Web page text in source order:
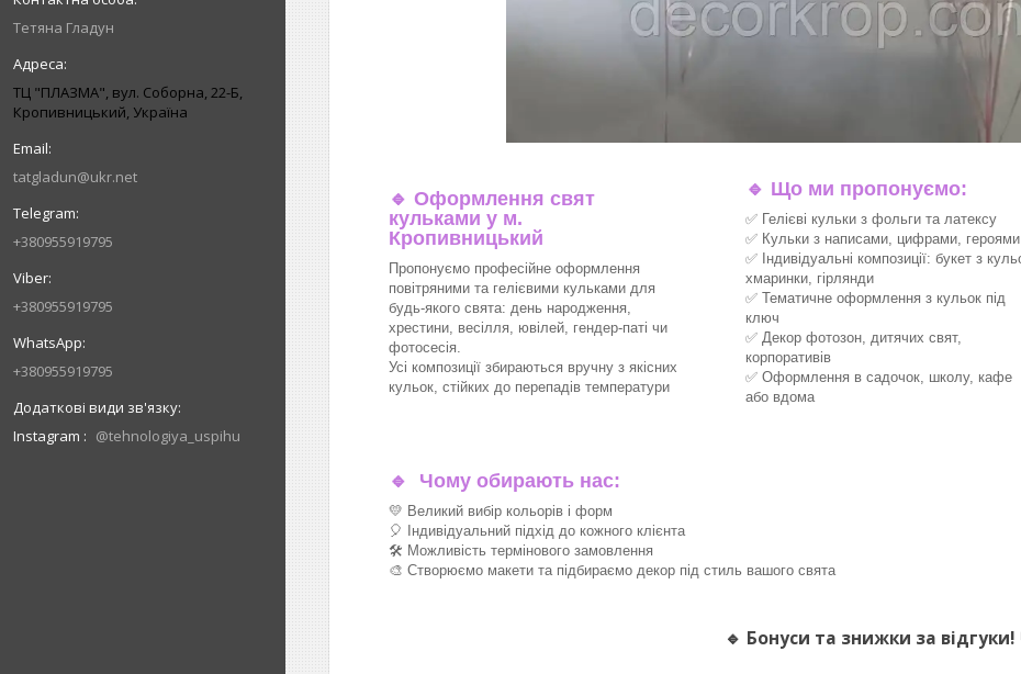
Тетяна Гладун
ТЦ "ПЛАЗМА", вул. Соборна, 22-Б,
Кропивницький, Україна
tatgladun@ukr.net
+380955919795
+380955919795
+380955919795
Instagram @tehnologiya_uspihu
🔹 Оформлення свят
кульками у м.
Кропивницький
Пропонуємо професійне оформлення
повітряними та гелієвими кульками для
будь-якого свята: день народження,
хрестини, весілля, ювілей, гендер-паті чи
фотосесія.
Усі композиції збираються вручну з якісних
кульок, стійких до перепадів температури
🔹 Що ми пропонуємо:
✅ Гелієві кульки з фольги та латексу
✅ Кульки з написами, цифрами, героями
✅ Індивідуальні композиції: букет з
хмаринки, гірлянди
✅ Тематичне оформлення з кульок під
ключ
✅ Декор фотозон, дитячих свят,
корпоративів
✅ Оформлення в садочок, школу, кафе
або вдома
🔹 Чому обирають нас:
💛 Великий вибір кольорів і форм
🎈 Індивідуальний підхід до кожного клієнта
🛠 Можливість термінового замовлення
🎨 Створюємо макети та підбираємо декор під стиль вашого свята
🔹 Бонуси та знижки за відгуки!